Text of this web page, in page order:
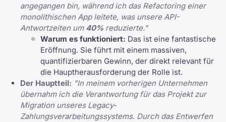
angegangen bin, während ich das Refactoring einer
monolithischen App leitete, was unsere API-
Antwortzeiten um 40% reduzierte."
Warum es funktioniert: Das ist eine fantastische
Eröffnung. Sie führt mit einem massiven,
quantifizierbaren Gewinn, der direkt relevant für
die Hauptherausforderung der Rolle ist.
Der Hauptteil: "In meinem vorherigen Unternehmen
übernahm ich die Verantwortung für das Projekt zur
Migration unseres Legacy-
Zahlungsverarbeitungssystems. Durch das Entwerfen